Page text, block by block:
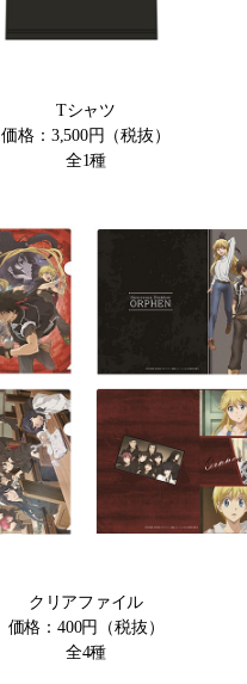
Tシャツ
価格：3,500円（税抜）
全1種
クリアファイル
価格：400円（税抜）
全4種